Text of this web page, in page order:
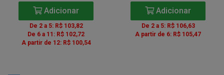
Adicionar
De 2 a 5: R$ 103,82
De 6 a 11: R$ 102,72
A partir de 12: R$ 100,54
Adicionar
De 2 a 5: R$ 106,63
A partir de 6: R$ 105,47